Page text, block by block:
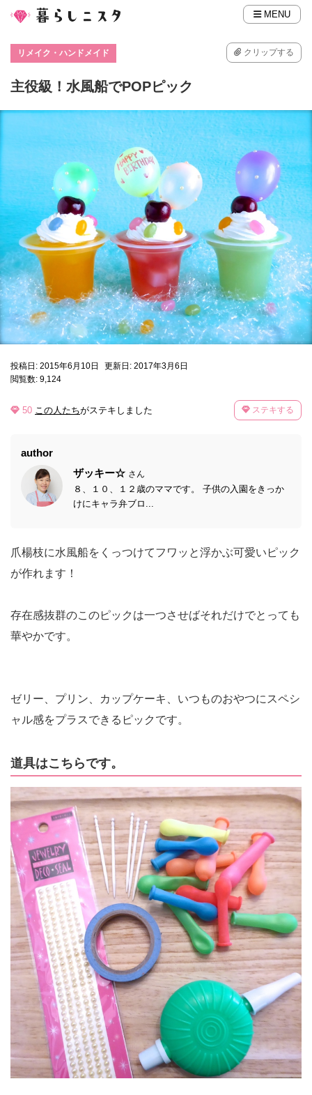
MENU
リメイク・ハンドメイド クリップする
主役級！水風船でPOPピック
投稿日: 2015年6月10日
更新日: 2017年3月6日
閲覧数: 9,124
50 この人たちがステキしました ステキする
author
ザッキー☆ さん
８、１０、１２歳のママです。 子供の入園をきっか
けにキャラ弁ブロ...
爪楊枝に水風船をくっつけてフワッと浮かぶ可愛いピック
が作れます！
存在感抜群のこのピックは一つさせばそれだけでとっても
華やかです。
ゼリー、プリン、カップケーキ、いつものおやつにスペシ
ャル感をプラスできるピックです。
道具はこちらです。